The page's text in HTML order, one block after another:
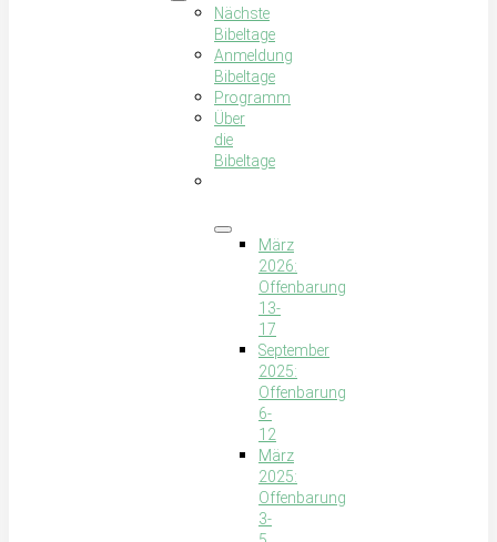
Nächste
Bibeltage
Anmeldung
Bibeltage
Programm
Über
die
Bibeltage
März
2026:
Offenbarung
13-
17
September
2025:
Offenbarung
6-
12
März
2025:
Offenbarung
3-